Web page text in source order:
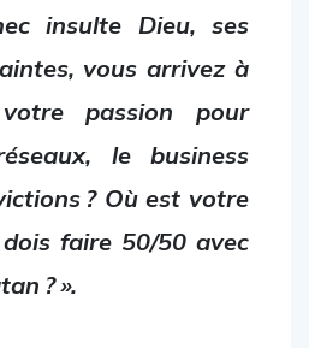
insulte Dieu, ses
vous arrivez à
passion pour
le business
? Où est votre
faire 50/50 avec
? ».